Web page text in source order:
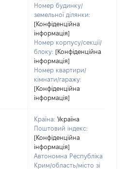
Номер будинку/
земельної ділянки:
[Конфіденційна
інформація]
Номер корпусу/секції/
блоку: [Конфіденційна
інформація]
Номер квартири/
кімнати/гаражу:
[Конфіденційна
інформація]
Країна: Україна
Поштовий індекс:
[Конфіденційна
інформація]
Автономна Республіка
Крим/область/місто зі